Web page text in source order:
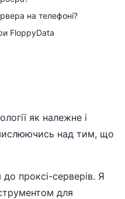
як належне і
над тим, що
проксі-серверів. Я
для
на телефоні?
FloppyData